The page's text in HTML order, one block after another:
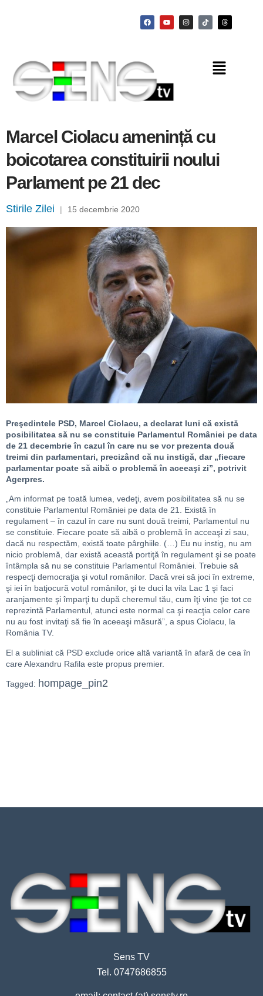
Marcel Ciolacu amenință cu
boicotarea constituirii noului
Parlament pe 21 dec
Stirile Zilei | 15 decembrie 2020
Preşedintele PSD, Marcel Ciolacu, a declarat luni că există
posibilitatea să nu se constituie Parlamentul României pe data
de 21 decembrie în cazul în care nu se vor prezenta două
treimi din parlamentari, precizând că nu instigă, dar „fiecare
parlamentar poate să aibă o problemă în aceeaşi zi”, potrivit
Agerpres.
„Am informat pe toată lumea, vedeţi, avem posibilitatea să nu se
constituie Parlamentul României pe data de 21. Există în
regulament – în cazul în care nu sunt două treimi, Parlamentul nu
se constituie. Fiecare poate să aibă o problemă în acceaşi zi sau,
dacă nu respectăm, există toate pârghiile. (…) Eu nu instig, nu am
nicio problemă, dar există această portiţă în regulament şi se poate
întâmpla să nu se constituie Parlamentul României. Trebuie să
respecţi democraţia şi votul românilor. Dacă vrei să joci în extreme,
şi iei în batjocură votul românilor, şi te duci la vila Lac 1 şi faci
aranjamente şi împarţi tu după cheremul tău, cum îţi vine ţie tot ce
reprezintă Parlamentul, atunci este normal ca şi reacţia celor care
nu au fost invitaţi să fie în aceeaşi măsură”, a spus Ciolacu, la
România TV.
El a subliniat că PSD exclude orice altă variantă în afară de cea în
care Alexandru Rafila este propus premier.
Tagged: hompage_pin2
Sens TV
Tel. 0747686855